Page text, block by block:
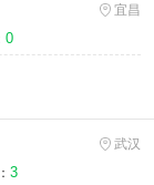
宜昌
0
武汉
3